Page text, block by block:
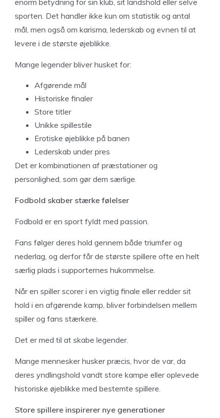
enorm betydning for sin klub, sit landshold eller selve
sporten. Det handler ikke kun om statistik og antal
mål, men også om karisma, lederskab og evnen til at
levere i de største øjeblikke.
Mange legender bliver husket for:
Afgørende mål
Historiske finaler
Store titler
Unikke spillestile
Erotiske øjeblikke på banen
Lederskab under pres
Det er kombinationen af præstationer og
personlighed, som gør dem særlige.
Fodbold skaber stærke følelser
Fodbold er en sport fyldt med passion.
Fans følger deres hold gennem både triumfer og
nederlag, og derfor får de største spillere ofte en helt
særlig plads i supporternes hukommelse.
Når en spiller scorer i en vigtig finale eller redder sit
hold i en afgørende kamp, bliver forbindelsen mellem
spiller og fans stærkere.
Det er med til at skabe legender.
Mange mennesker husker præcis, hvor de var, da
deres yndlingshold vandt store kampe eller oplevede
historiske øjeblikke med bestemte spillere.
Store spillere inspirerer nye generationer